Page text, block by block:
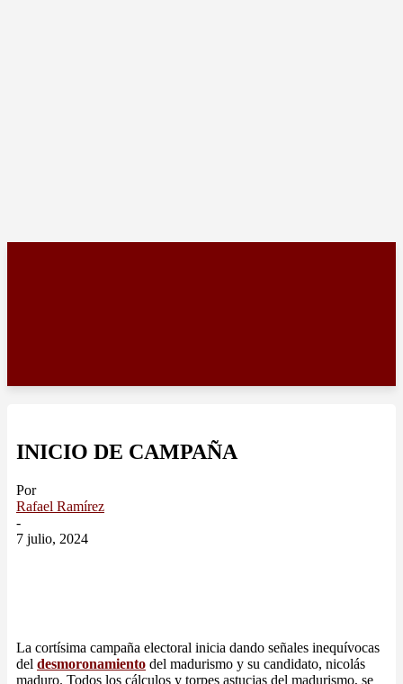
INICIO DE CAMPAÑA
Por
Rafael Ramírez
-
7 julio, 2024
La cortísima campaña electoral inicia dando señales inequívocas
del desmoronamiento del madurismo y su candidato, nicolás
maduro. Todos los cálculos y torpes astucias del madurismo, se